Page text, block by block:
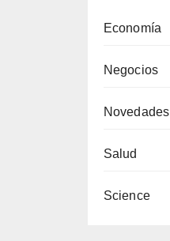
Economía
Negocios
Novedades
Salud
Science